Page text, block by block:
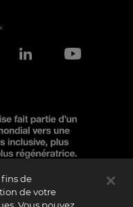
fins de
de votre